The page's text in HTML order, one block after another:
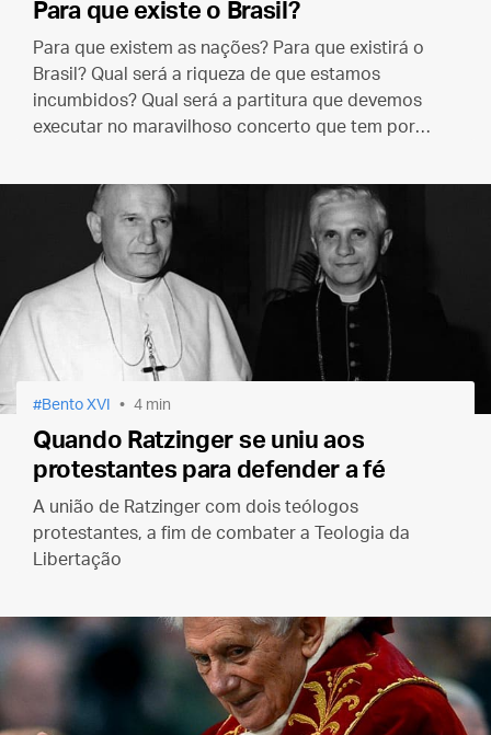
Para que existe o Brasil?
Para que existem as nações? Para que existirá o
Brasil? Qual será a riqueza de que estamos
incumbidos? Qual será a partitura que devemos
executar no maravilhoso concerto que tem por
Bento XVI 4 min
Quando Ratzinger se uniu aos
protestantes para defender a fé
A união de Ratzinger com dois teólogos
protestantes, a fim de combater a Teologia da
Libertação